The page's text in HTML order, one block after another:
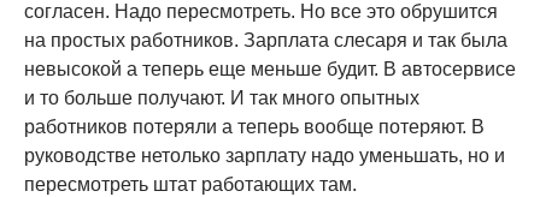
согласен. Надо пересмотреть. Но все это обрушится
на простых работников. Зарплата слесаря и так была
невысокой а теперь еще меньше будит. В автосервисе
и то больше получают. И так много опытных
работников потеряли а теперь вообще потеряют. В
руководстве нетолько зарплату надо уменьшать, но и
пересмотреть штат работающих там.